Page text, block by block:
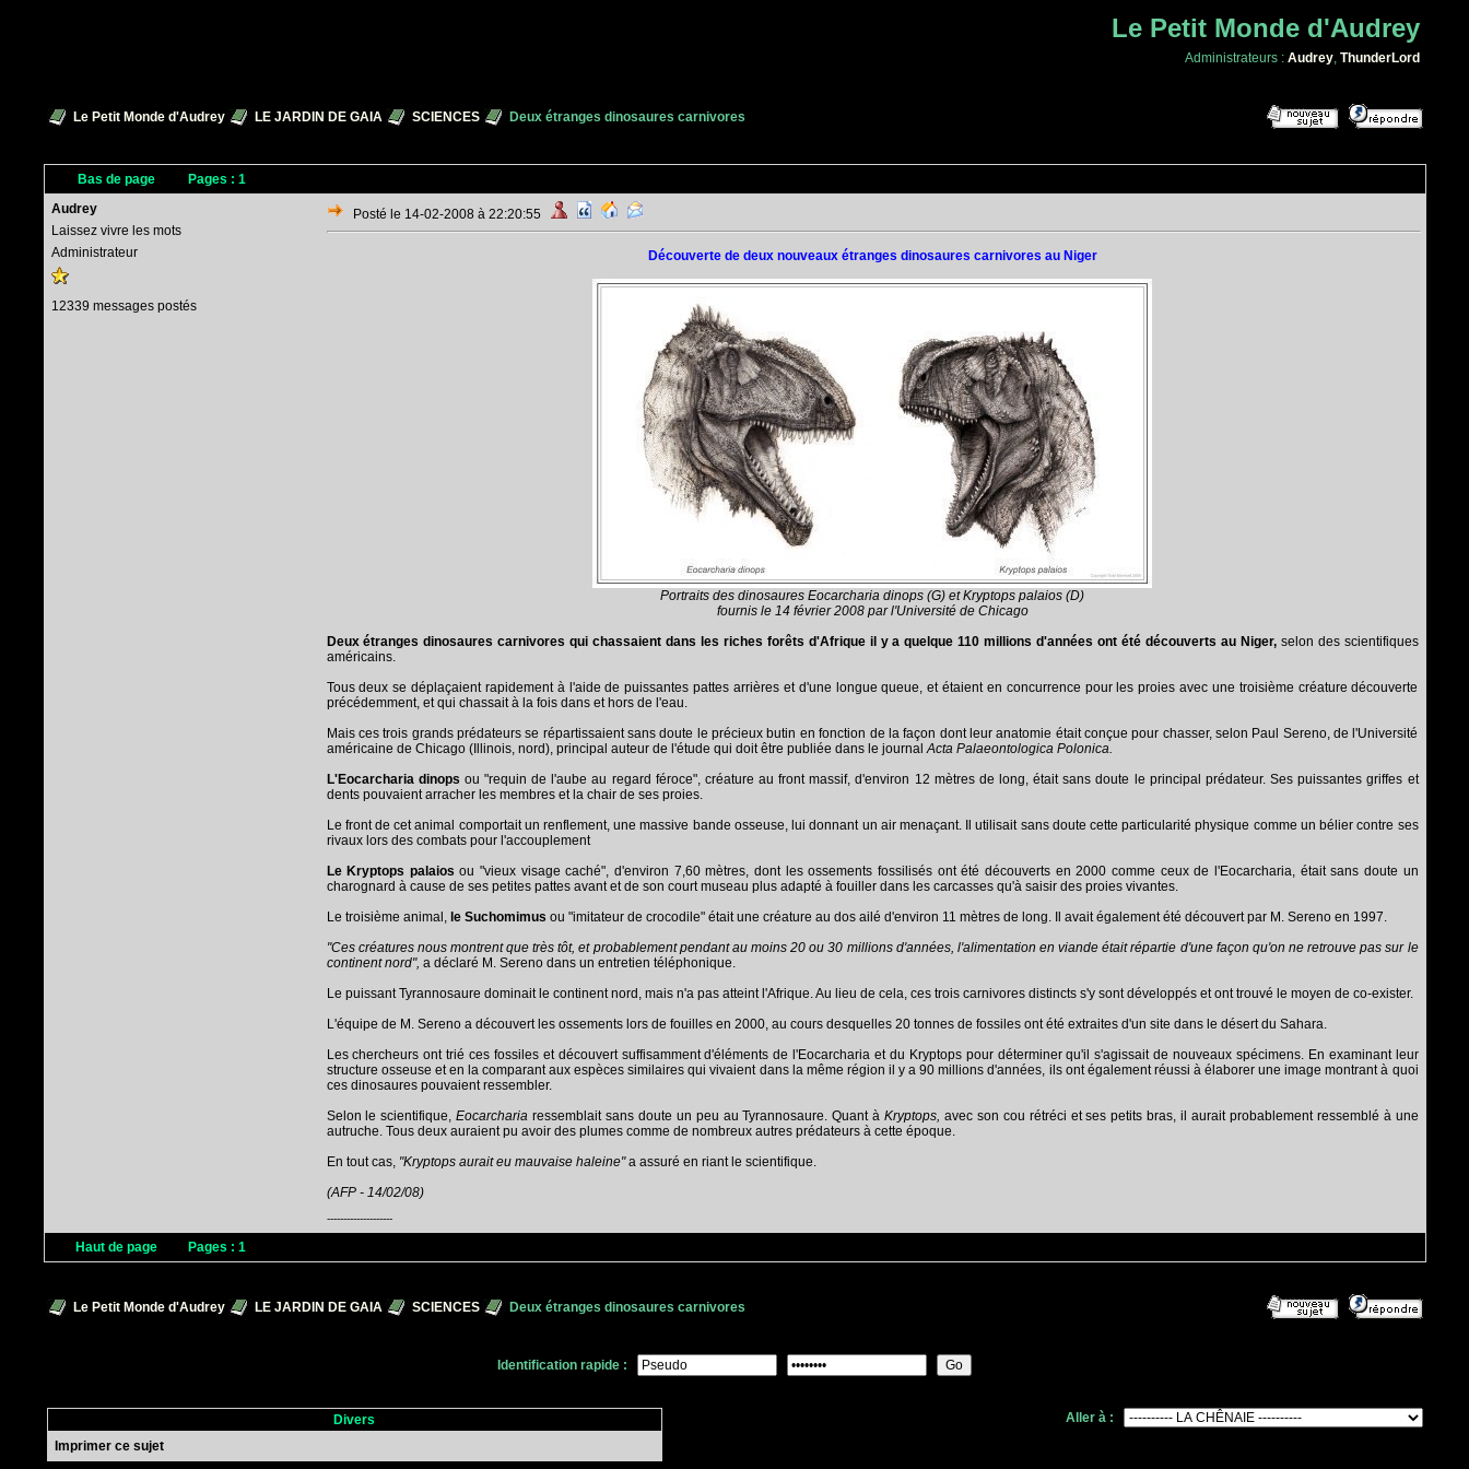
Le Petit Monde d'Audrey
Administrateurs : Audrey, ThunderLord
Le Petit Monde d'Audrey LE JARDIN DE GAIA SCIENCES Deux étranges dinosaures carnivores
Bas de page Pages : 1
Audrey
Laissez vivre les mots
Administrateur
12339 messages postés
Posté le 14-02-2008 à 22:20:55
Découverte de deux nouveaux étranges dinosaures carnivores au Niger
Portraits des dinosaures Eocarcharia dinops (G) et Kryptops palaios (D)
fournis le 14 février 2008 par l'Université de Chicago
Deux étranges dinosaures carnivores qui chassaient dans les riches forêts d'Afrique il y a quelque 110 millions d'années ont été découverts au Niger, selon des scientifiques
américains.
Tous deux se déplaçaient rapidement à l'aide de puissantes pattes arrières et d'une longue queue, et étaient en concurrence pour les proies avec une troisième créature découverte
précédemment, et qui chassait à la fois dans et hors de l'eau.
Mais ces trois grands prédateurs se répartissaient sans doute le précieux butin en fonction de la façon dont leur anatomie était conçue pour chasser, selon Paul Sereno, de l'Université
américaine de Chicago (Illinois, nord), principal auteur de l'étude qui doit être publiée dans le journalActa Palaeontologica Polonica.
L'Eocarcharia dinops ou "requin de l'aube au regard féroce", créature au front massif, d'environ 12 mètres de long, était sans doute le principal prédateur. Ses puissantes griffes et
dents pouvaient arracher les membres et la chair de ses proies.
Le front de cet animal comportait un renflement, une massive bande osseuse, lui donnant un air menaçant. Il utilisait sans doute cette particularité physique comme un bélier contre ses
rivaux lors des combats pour l'accouplement
Le Kryptops palaiosou "vieux visage caché", d'environ 7,60 mètres, dont les ossements fossilisés ont été découverts en 2000 comme ceux de l'Eocarcharia, était sans doute un
charognard à cause de ses petites pattes avant et de son court museau plus adapté à fouiller dans les carcasses qu'à saisir des proies vivantes.
Le troisième animal, le Suchomimus ou "imitateur de crocodile" était une créature au dos ailé d'environ 11 mètres de long. Il avait également été découvert par M. Sereno en 1997.
"Ces créatures nous montrent que très tôt, et probablement pendant au moins 20 ou 30 millions d'années, l'alimentation en viande était répartie d'une façon qu'on ne retrouve pas sur le
continent nord", a déclaré M. Sereno dans un entretien téléphonique.
Le puissant Tyrannosaure dominait le continent nord, mais n'a pas atteint l'Afrique. Au lieu de cela, ces trois carnivores distincts s'y sont développés et ont trouvé le moyen de co-exister.
L'équipe de M. Sereno a découvert les ossements lors de fouilles en 2000, au cours desquelles 20 tonnes de fossiles ont été extraites d'un site dans le désert du Sahara.
Les chercheurs ont trié ces fossiles et découvert suffisamment d'éléments de l'Eocarcharia et du Kryptops pour déterminer qu'il s'agissait de nouveaux spécimens. En examinant leur
structure osseuse et en la comparant aux espèces similaires qui vivaient dans la même région il y a 90 millions d'années, ils ont également réussi à élaborer une image montrant à quoi
ces dinosaures pouvaient ressembler.
Selon le scientifique,Eocarchariaressemblait sans doute un peu au Tyrannosaure. Quant àKryptops, avec son cou rétréci et ses petits bras, il aurait probablement ressemblé à une
autruche. Tous deux auraient pu avoir des plumes comme de nombreux autres prédateurs à cette époque.
En tout cas, "Kryptops aurait eu mauvaise haleine"a assuré en riant le scientifique.
(AFP - 14/02/08)
--------------------
Haut de page Pages : 1
Le Petit Monde d'Audrey LE JARDIN DE GAIA SCIENCES Deux étranges dinosaures carnivores
Identification rapide :
Divers
Imprimer ce sujet
Aller à :